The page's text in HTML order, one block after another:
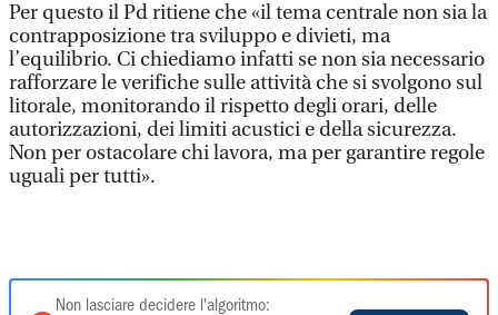
Per questo il Pd ritiene che «il tema centrale non sia la
contrapposizione tra sviluppo e divieti, ma
l’equilibrio. Ci chiediamo infatti se non sia necessario
rafforzare le verifiche sulle attività che si svolgono sul
litorale, monitorando il rispetto degli orari, delle
autorizzazioni, dei limiti acustici e della sicurezza.
Non per ostacolare chi lavora, ma per garantire regole
uguali per tutti».
Non lasciare decidere l'algoritmo: